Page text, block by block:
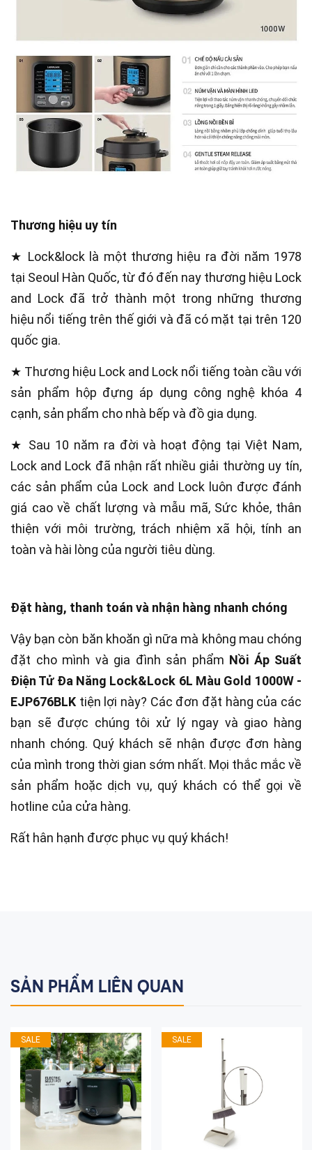
Thương hiệu uy tín
★ Lock&lock là một thương hiệu ra đời năm 1978
tại Seoul Hàn Quốc, từ đó đến nay thương hiệu Lock
and Lock đã trở thành một trong những thương
hiệu nổi tiếng trên thế giới và đã có mặt tại trên 120
quốc gia.
★ Thương hiệu Lock and Lock nổi tiếng toàn cầu với
sản phẩm hộp đựng áp dụng công nghệ khóa 4
cạnh, sản phẩm cho nhà bếp và đồ gia dụng.
★ Sau 10 năm ra đời và hoạt động tại Việt Nam,
Lock and Lock đã nhận rất nhiều giải thường uy tín,
các sản phẩm của Lock and Lock luôn được đánh
giá cao về chất lượng và mẫu mã, Sức khỏe, thân
thiện với môi trường, trách nhiệm xã hội, tính an
toàn và hài lòng của người tiêu dùng.
Đặt hàng, thanh toán và nhận hàng nhanh chóng
Vậy bạn còn băn khoăn gì nữa mà không mau chóng
đặt cho mình và gia đình sản phẩm Nồi Áp Suất
Điện Tử Đa Năng Lock&Lock 6L Màu Gold 1000W -
EJP676BLK tiện lợi này? Các đơn đặt hàng của các
bạn sẽ được chúng tôi xử lý ngay và giao hàng
nhanh chóng. Quý khách sẽ nhận được đơn hàng
của mình trong thời gian sớm nhất. Mọi thắc mắc về
sản phẩm hoặc dịch vụ, quý khách có thể gọi về
hotline của cửa hàng.
Rất hân hạnh được phục vụ quý khách!
SẢN PHẨM LIÊN QUAN
SALE SALE